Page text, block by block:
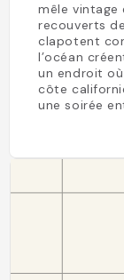
mêle vintage
recouverts
clapotent
l’océan
un endroit
côte
une soirée